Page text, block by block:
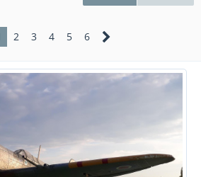
2 3 4 5 6